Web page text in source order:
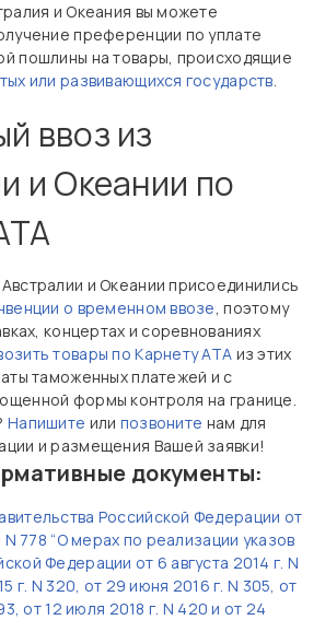
и Океания вы можете
преференции по уплате
пошлины на товары, происходящие
или развивающихся государств.
ввоз из
и Океании по
и Океании присоединились
о временном ввозе, поэтому
концертах и соревнованиях
товары по Карнету АТА из этих
таможенных платежей и с
формы контроля на границе.
Напишите или позвоните нам для
и размещения Вашей заявки!
документы:
Российской Федерации от
N 778 “О мерах по реализации указов
Федерации от 6 августа 2014 г. N
г. N 320, от 29 июня 2016 г. N 305, от
от 12 июля 2018 г. N 420 и от 24